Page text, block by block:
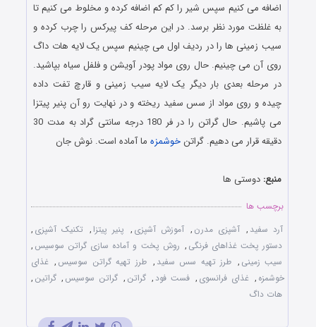
اضافه می کنیم سپس شیر را کم کم اضافه کرده و مخلوط می کنیم تا
به غلظت مورد نظر برسد. در این مرحله کف پیرکس را چرب کرده و
سیب زمینی ها را در ردیف اول می چینیم سپس یک لایه هات داگ
روی آن می چینیم. حال روی مواد پودر آویشن و فلفل سیاه بپاشید.
در مرحله بعدی بار دیگر یک لایه سیب زمینی و قارچ تفت داده
چیده و روی مواد از سس سفید ریخته و در نهایت رو آن پنیر پیتزا
می پاشیم. حال گراتن را در فر 180 درجه سانتی گراد به مدت 30
دقیقه قرار می دهیم. گراتنخوشمزه ما آماده است. نوش جان
منبع: دوستی ها
برچسب ها
آرد سفید , آشپزی مدرن , آموزش آشپزی , پنیر پیتزا, تکنیک آشپزی ,
دستور پخت غذاهای فرنگی , روش پخت و آماده سازی گراتن سوسیس ,
سیب زمینی , طرز تهیه سس سفید , طرز تهیه گراتن سوسیس , غذای
خوشمزه , غذای فرانسوی , فست فود , گراتن , گراتن سوسیس , گراتین ,
هات داگ